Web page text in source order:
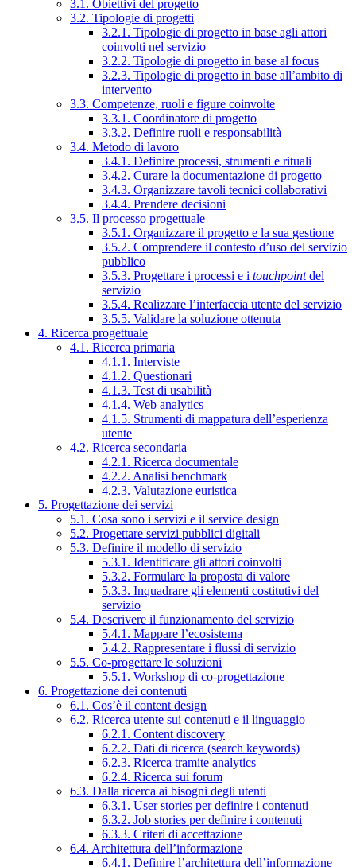
3.1. Obiettivi del progetto
3.2. Tipologie di progetti
3.2.1. Tipologie di progetto in base agli attori
coinvolti nel servizio
3.2.2. Tipologie di progetto in base al focus
3.2.3. Tipologie di progetto in base all’ambito di
intervento
3.3. Competenze, ruoli e figure coinvolte
3.3.1. Coordinatore di progetto
3.3.2. Definire ruoli e responsabilità
3.4. Metodo di lavoro
3.4.1. Definire processi, strumenti e rituali
3.4.2. Curare la documentazione di progetto
3.4.3. Organizzare tavoli tecnici collaborativi
3.4.4. Prendere decisioni
3.5. Il processo progettuale
3.5.1. Organizzare il progetto e la sua gestione
3.5.2. Comprendere il contesto d’uso del servizio
pubblico
3.5.3. Progettare i processi e i touchpointdel
servizio
3.5.4. Realizzare l’interfaccia utente del servizio
3.5.5. Validare la soluzione ottenuta
4. Ricerca progettuale
4.1. Ricerca primaria
4.1.1. Interviste
4.1.2. Questionari
4.1.3. Test di usabilità
4.1.4. Web analytics
4.1.5. Strumenti di mappatura dell’esperienza
utente
4.2. Ricerca secondaria
4.2.1. Ricerca documentale
4.2.2. Analisi benchmark
4.2.3. Valutazione euristica
5. Progettazione dei servizi
5.1. Cosa sono i servizi e il service design
5.2. Progettare servizi pubblici digitali
5.3. Definire il modello di servizio
5.3.1. Identificare gli attori coinvolti
5.3.2. Formulare la proposta di valore
5.3.3. Inquadrare gli elementi costitutivi del
servizio
5.4. Descrivere il funzionamento del servizio
5.4.1. Mappare l’ecosistema
5.4.2. Rappresentare i flussi di servizio
5.5. Co-progettare le soluzioni
5.5.1. Workshop di co-progettazione
6. Progettazione dei contenuti
6.1. Cos’è il content design
6.2. Ricerca utente sui contenuti e il linguaggio
6.2.1. Content discovery
6.2.2. Dati di ricerca (search keywords)
6.2.3. Ricerca tramite analytics
6.2.4. Ricerca sui forum
6.3. Dalla ricerca ai bisogni degli utenti
6.3.1. User stories per definire i contenuti
6.3.2. Job stories per definire i contenuti
6.3.3. Criteri di accettazione
6.4. Architettura dell’informazione
6.4.1. Definire l’architettura dell’informazione